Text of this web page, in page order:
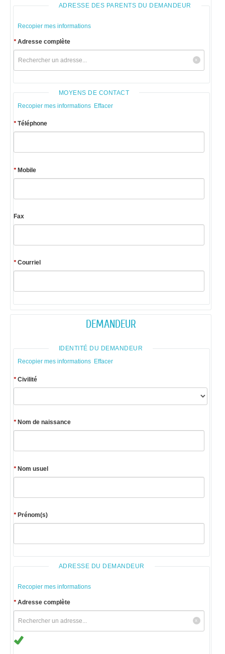
ADRESSE DES PARENTS DU DEMANDEUR
Recopier mes informations
*Adresse complète
MOYENS DE CONTACT
Recopier mes informations Effacer
*Téléphone
*Mobile
Fax
*Courriel
DEMANDEUR
IDENTITÉ DU DEMANDEUR
Recopier mes informations Effacer
*Civilité
*Nom de naissance
*Nom usuel
*Prénom(s)
ADRESSE DU DEMANDEUR
Recopier mes informations
*Adresse complète